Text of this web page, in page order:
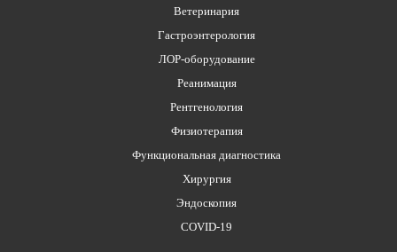
Ветеринария
Гастроэнтерология
ЛОР-оборудование
Реанимация
Рентгенология
Физиотерапия
Функциональная диагностика
Хирургия
Эндоскопия
COVID-19